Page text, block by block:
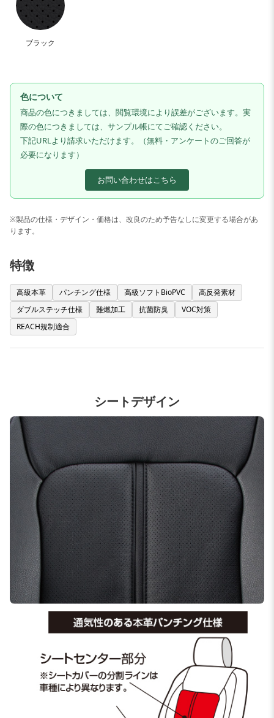
ブラック
色について
商品の色につきましては、閲覧環境により誤差がございます。実
際の色につきましては、サンプル帳にてご確認ください。
下記URLより請求いただけます。（無料・アンケートのご回答が
必要になります）
お問い合わせはこちら
※製品の仕様・デザイン・価格は、改良のため予告なしに変更する場合があ
ります。
特徴
高級本革 パンチング仕様 高級ソフトBioPVC
高反発素材
ダブルステッチ仕様
難燃加工 抗菌防臭
VOC対策
REACH規制適合
シートデザイン